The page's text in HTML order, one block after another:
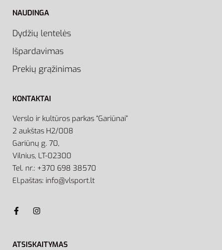
NAUDINGA
Dydžių lentelės
Išpardavimas
Prekių grąžinimas
KONTAKTAI
Verslo ir kultūros parkas “Gariūnai”
2 aukštas H2/008
Gariūnų g. 70,
Vilnius, LT-02300
Tel. nr.: +370 698 38570
El.paštas: info@vlsport.lt
ATSISKAITYMAS